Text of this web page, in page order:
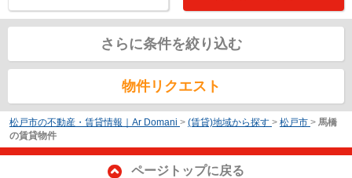
さらに条件を絞り込む
物件リクエスト
松戸市の不動産・賃貸情報｜Ar Domani > (賃貸)地域から探す > 松戸市 > 馬橋
の賃貸物件
ページトップに戻る